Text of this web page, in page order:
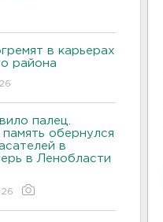
в карьерах
района
палец.
память обернулся
в
в Ленобласти